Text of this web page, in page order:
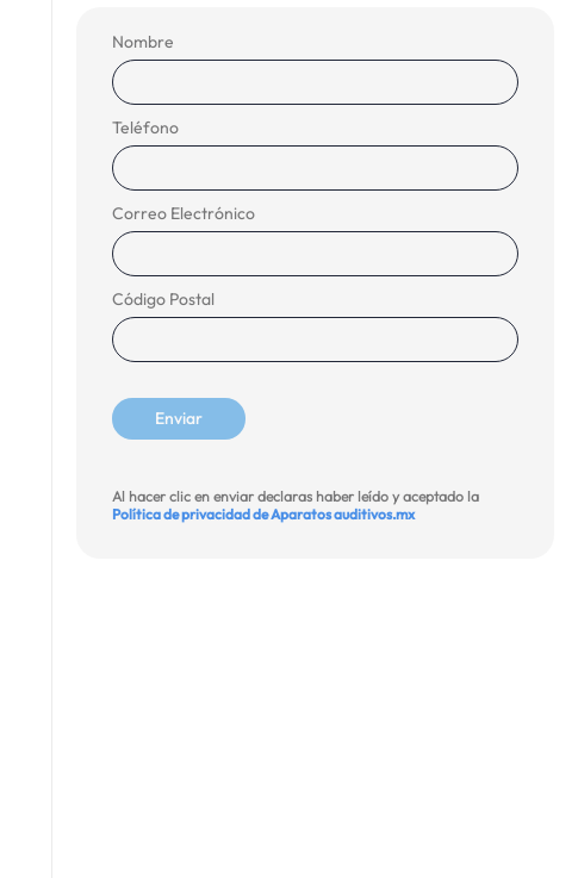
Nombre
Teléfono
Correo Electrónico
Código Postal
Al hacer clic en enviar declaras haber leído y aceptado la
Política de privacidad de Aparatos auditivos.mx